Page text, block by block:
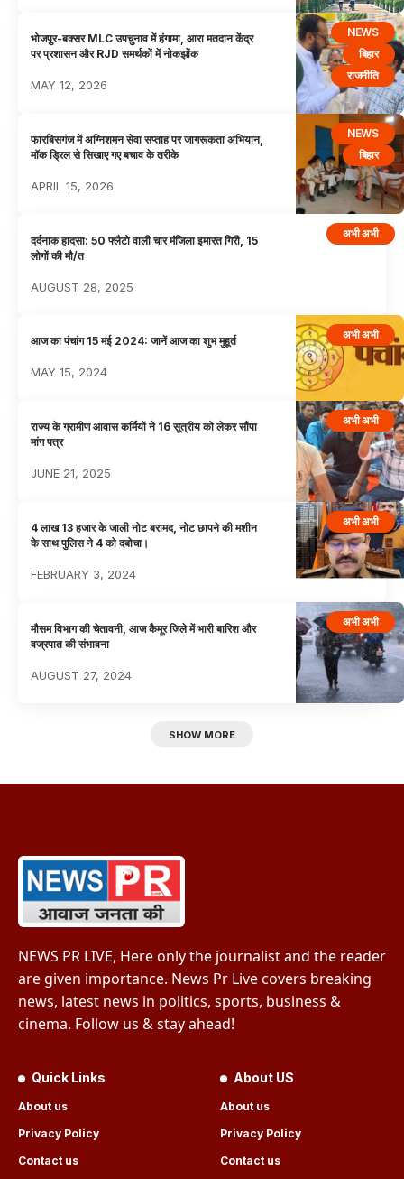
NEWS
बिहार
राजनीति
भोजपुर-बक्सर MLC उपचुनाव में हंगामा, आरा मतदान केंद्र
पर प्रशासन और RJD समर्थकों में नोकझोंक
MAY 12, 2026
NEWS
बिहार
फारबिसगंज में अग्निशमन सेवा सप्ताह पर जागरूकता अभियान,
मॉक ड्रिल से सिखाए गए बचाव के तरीके
APRIL 15, 2026
अभी अभी
दर्दनाक हादसा: 50 फ्लैटो वाली चार मंजिला इमारत गिरी, 15
लोगों की मौ/त
AUGUST 28, 2025
अभी अभी
आज का पंचांग 15 मई 2024: जानें आज का शुभ मुहूर्त
MAY 15, 2024
अभी अभी
राज्य के ग्रामीण आवास कर्मियों ने 16 सूत्रीय को लेकर सौंपा
मांग पत्र
JUNE 21, 2025
अभी अभी
4 लाख 13 हजार के जाली नोट बरामद, नोट छापने की मशीन
के साथ पुलिस ने 4 को दबोचा।
FEBRUARY 3, 2024
अभी अभी
मौसम विभाग की चेतावनी, आज कैमूर जिले में भारी बारिश और
वज्रपात की संभावना
AUGUST 27, 2024
SHOW MORE
NEWS PR LIVE, Here only the journalist and the reader
are given importance. News Pr Live covers breaking
news, latest news in politics, sports, business &
cinema. Follow us & stay ahead!
Quick Links
About us
Privacy Policy
Contact us
About US
About us
Privacy Policy
Contact us